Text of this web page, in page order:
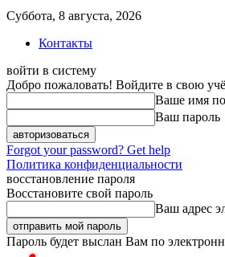
Суббота, 8 августа, 2026
Контакты
войти в систему
Добро пожаловать! Войдите в свою
Ваше имя
Ваш пароль
Forgot your password? Get help
Политика конфиденциальности
восстановление пароля
Восстановите свой пароль
Ваш адрес
Пароль будет выслан Вам по